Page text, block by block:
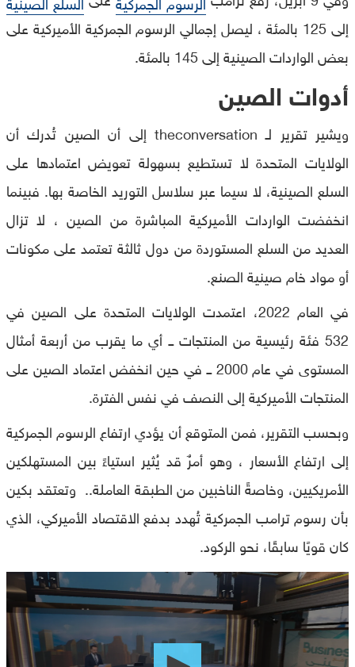
إلى 125 بالمئة ، ليصل إجمالي الرسوم الجمركية الأميركية على
بعض الواردات الصينية إلى 145 بالمئة.
أدوات الصين
ويشير تقرير لـ theconversation إلى أن الصين تُدرك أن
الولايات المتحدة لا تستطيع بسهولة تعويض اعتمادها على
السلع الصينية، لا سيما عبر سلاسل التوريد الخاصة بها. فبينما
انخفضت الواردات الأميركية المباشرة من الصين ، لا تزال
العديد من السلع المستوردة من دول ثالثة تعتمد على مكونات
أو مواد خام صينية الصنع.
في العام 2022، اعتمدت الولايات المتحدة على الصين في
532 فئة رئيسية من المنتجات ــ أي ما يقرب من أربعة أمثال
المستوى في عام 2000 ــ في حين انخفض اعتماد الصين على
المنتجات الأميركية إلى النصف في نفس الفترة.
وبحسب التقرير، فمن المتوقع أن يؤدي ارتفاع الرسوم الجمركية
إلى ارتفاع الأسعار ، وهو أمرٌ قد يُثير استياءً بين المستهلكين
الأمريكيين، وخاصةً الناخبين من الطبقة العاملة.. وتعتقد بكين
بأن رسوم ترامب الجمركية تُهدد بدفع الاقتصاد الأميركي، الذي
كان قويًا سابقًا، نحو الركود.
seconds
of
0
seconds